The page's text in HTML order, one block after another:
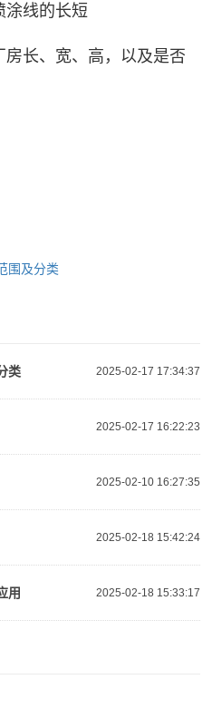
涂线的长短
长、宽、高，以及是否
围及分类
2025-02-17 17:34:37
类
2025-02-17 16:22:23
2025-02-10 16:27:35
2025-02-18 15:42:24
2025-02-18 15:33:17
用